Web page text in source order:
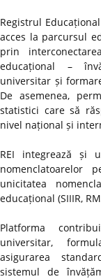
Registrul
acces la parcursul
prin
educațional –
universitar și
De asemenea,
statistici care să
nivel național și
REI integrează și
nomenclatoarelor
unicitatea
educațional (SIIIR,
Platforma
universitar,
asigurarea
sistemul de